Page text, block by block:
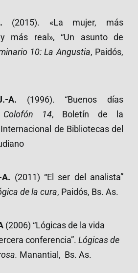
(2015). «La mujer, más
más real», “Un asunto de
10: La Angustia, Paidós,
A. (1996). “Buenos días
Colofón 14, Boletín de la
de Bibliotecas del
(2011) “El ser del analista”
de la cura, Paidós, Bs. As.
(2006) “Lógicas de la vida
conferencia”.Lógicas de
Manantial, Bs. As.